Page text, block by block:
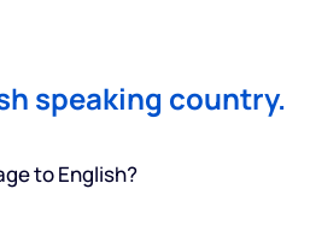
speaking country.
to English?